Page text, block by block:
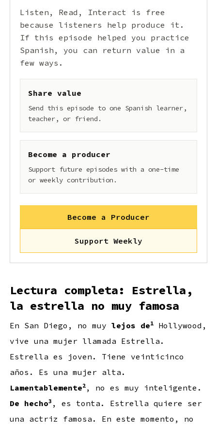
Listen, Read, Interact is free
because listeners help produce it.
If this episode helped you practice
Spanish, you can return value in a
few ways.
Share value
Send this episode to one Spanish learner,
teacher, or friend.
Become a producer
Support future episodes with a one-time
or weekly contribution.
Become a Producer
Support Weekly
Lectura completa: Estrella,
la estrella no muy famosa
En San Diego, no muy lejos de1
Hollywood,
vive una mujer llamada Estrella.
Estrella es joven. Tiene veinticinco
años. Es una mujer alta.
Lamentablemente2 , no es muy inteligente.
De hecho3 , es tonta. Estrella quiere ser
una actriz famosa. En este momento, no